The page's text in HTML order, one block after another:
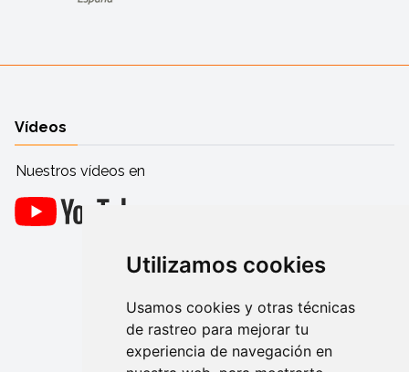
Utilizamos cookies
Usamos cookies y otras técnicas
de rastreo para mejorar tu
experiencia de navegación en
Vídeos
Nuestros vídeos en